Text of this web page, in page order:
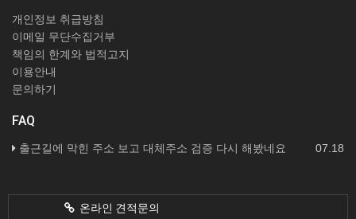
개인정보 취급방침
이메일 무단수집거부
책임의 한계와 법적고지
이용안내
문의하기
FAQ
07.18
출근길에 막힌 주소 보고 대체주소 검증 다시 해봤네요
온라인 견적문의